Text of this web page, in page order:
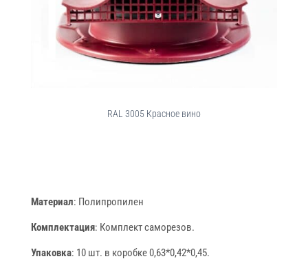
RAL 3005 Красное вино
Материал: Полипропилен
Комплектация: Комплект саморезов.
Упаковка: 10 шт. в коробке 0,63*0,42*0,45.